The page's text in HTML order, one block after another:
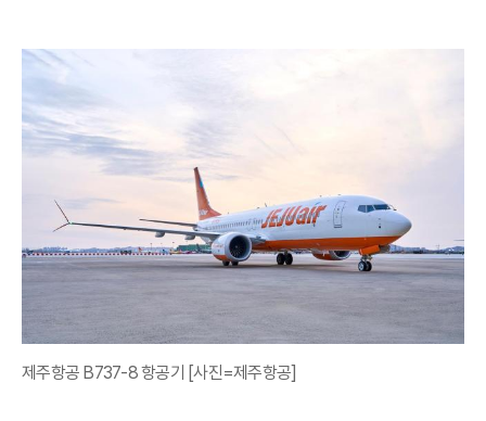
제주항공 B737-8 항공기 [사진=제주항공]